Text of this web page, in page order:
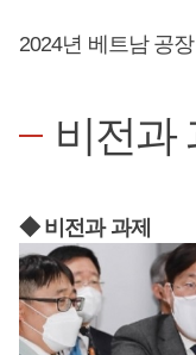
2024년 베트남 공
비전과
◆ 비전과 과제